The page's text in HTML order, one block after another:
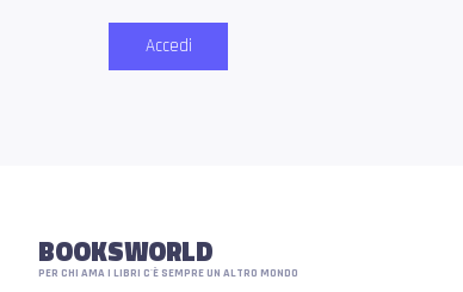
Accedi
BOOKSWORLD
PER CHI AMA I LIBRI C'È SEMPRE UN ALTRO MONDO